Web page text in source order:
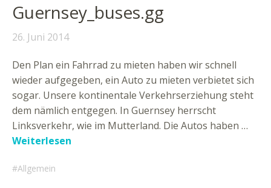
Guernsey_buses.gg
26. Juni 2014
Den Plan ein Fahrrad zu mieten haben wir schnell
wieder aufgegeben, ein Auto zu mieten verbietet sich
sogar. Unsere kontinentale Verkehrserziehung steht
dem nämlich entgegen. In Guernsey herrscht
Linksverkehr, wie im Mutterland. Die Autos haben …
Weiterlesen
Allgemein